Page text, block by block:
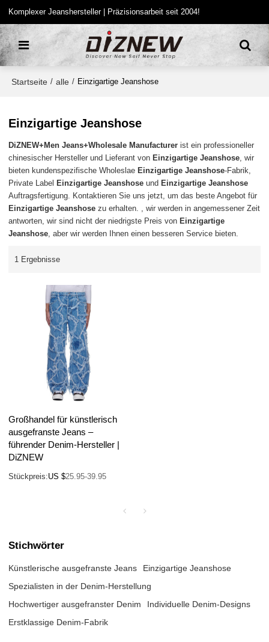
Komplexer Jeanshersteller | Präzisionsarbeit seit 2004!
Startseite / alle / Einzigartige Jeanshose
Einzigartige Jeanshose
DiZNEW+Men Jeans+Wholesale Manufacturer ist ein professioneller
chinesischer Hersteller und Lieferant von Einzigartige Jeanshose, wir
bieten kundenspezifische Wholeslae Einzigartige Jeanshose-Fabrik,
Private Label Einzigartige Jeanshose und Einzigartige Jeanshose
Auftragsfertigung. Kontaktieren Sie uns jetzt, um das beste Angebot für
Einzigartige Jeanshose zu erhalten. , wir werden in angemessener Zeit
antworten, wir sind nicht der niedrigste Preis von Einzigartige
Jeanshose, aber wir werden Ihnen einen besseren Service bieten.
1 Ergebnisse
Großhandel für künstlerisch
ausgefranste Jeans –
führender Denim-Hersteller |
DiZNEW
Stückpreis:US $25.95-39.95
Stichwörter
Künstlerische ausgefranste Jeans
Einzigartige Jeanshose
Spezialisten in der Denim-Herstellung
Hochwertiger ausgefranster Denim
Individuelle Denim-Designs
Erstklassige Denim-Fabrik